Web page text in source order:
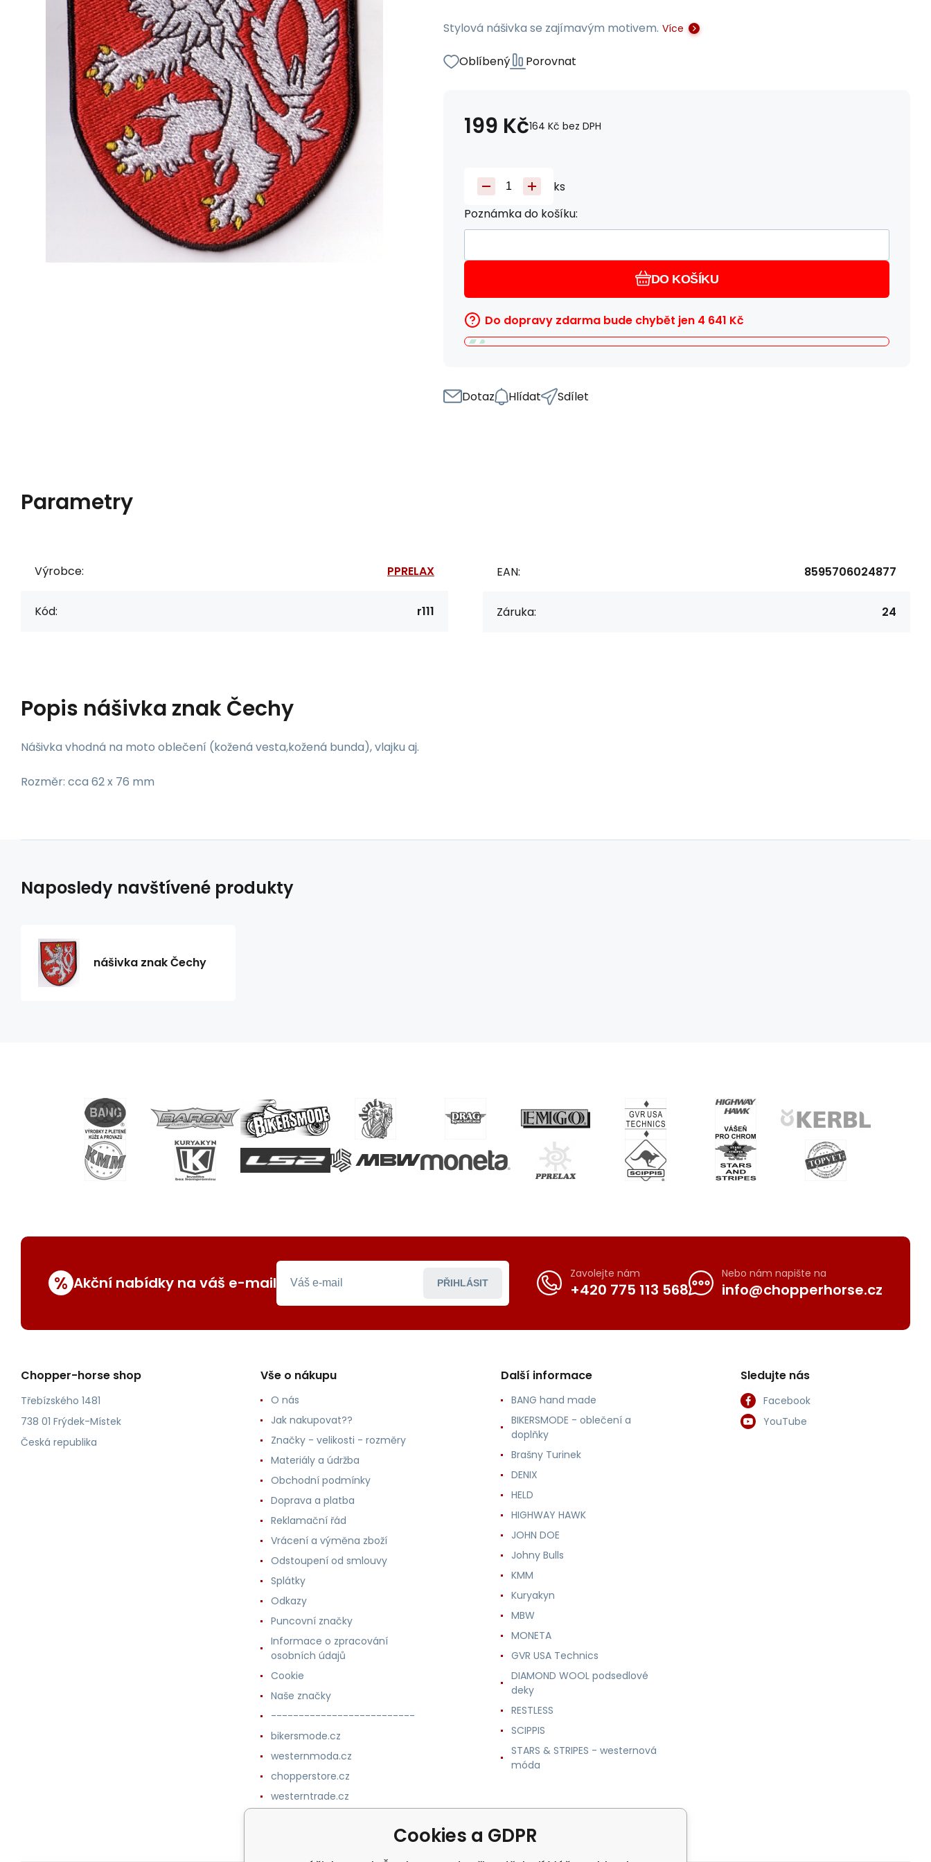
Stylová nášivka se zajímavým motivem. Více
Oblíbený Porovnat
199 Kč164 Kč bez DPH
ks
Poznámka do košíku:
DO KOŠÍKU
Do dopravy zdarma bude chybět jen 4 641 Kč
Dotaz Hlídat Sdílet
Parametry
Výrobce: PPRELAX
Kód: r111
EAN: 8595706024877
Záruka: 24
Popis nášivka znak Čechy
Nášivka vhodná na moto oblečení (kožená vesta,kožená bunda), vlajku aj.
Rozměr: cca 62 x 76 mm
Naposledy navštívené produkty
nášivka znak Čechy
% Akční nabídky na váš e-mail PŘIHLÁSIT
Zavolejte nám
+420 775 113 568
Nebo nám napište na
info@chopperhorse.cz
Chopper-horse shop
Třebízského 1481
738 01 Frýdek-Místek
Česká republika
Vše o nákupu
O nás
Jak nakupovat??
Značky - velikosti - rozměry
Materiály a údržba
Obchodní podmínky
Doprava a platba
Reklamační řád
Vrácení a výměna zboží
Odstoupení od smlouvy
Splátky
Odkazy
Puncovní značky
Informace o zpracování
osobních údajů
Cookie
Naše značky
--------------------------
bikersmode.cz
westernmoda.cz
chopperstore.cz
westerntrade.cz
Další informace
BANG hand made
BIKERSMODE - oblečení a
doplňky
Brašny Turinek
DENIX
HELD
HIGHWAY HAWK
JOHN DOE
Johny Bulls
KMM
Kuryakyn
MBW
MONETA
GVR USA Technics
DIAMOND WOOL podsedlové
deky
RESTLESS
SCIPPIS
STARS & STRIPES - westernová
móda
Sledujte nás
Facebook
YouTube
Cookies a GDPR